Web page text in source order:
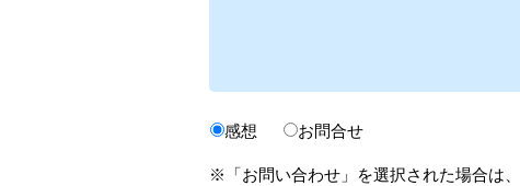
感想 お問合せ
※「お問い合わせ」を選択された場合は